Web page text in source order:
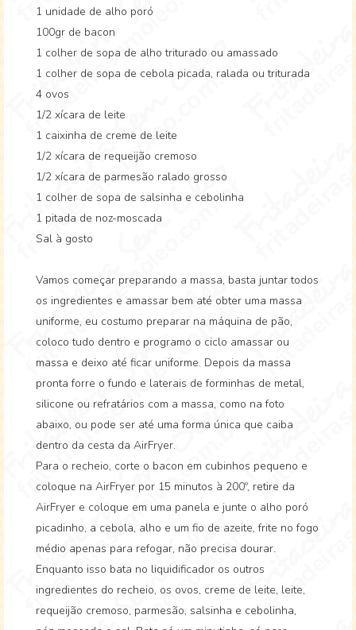
1 unidade de alho poró
100gr de bacon
1 colher de sopa de alho triturado ou amassado
1 colher de sopa de cebola picada, ralada ou triturada
4 ovos
1/2 xícara de leite
1 caixinha de creme de leite
1/2 xícara de requeijão cremoso
1/2 xícara de parmesão ralado grosso
1 colher de sopa de salsinha e cebolinha
1 pitada de noz-moscada
Sal à gosto
Vamos começar preparando a massa, basta juntar todos
os ingredientes e amassar bem até obter uma massa
uniforme, eu costumo preparar na máquina de pão,
coloco tudo dentro e programo o ciclo amassar ou
massa e deixo até ficar uniforme. Depois da massa
pronta forre o fundo e laterais de forminhas de metal,
silicone ou refratários com a massa, como na foto
abaixo, ou pode ser até uma forma única que caiba
dentro da cesta da AirFryer.
Para o recheio, corte o bacon em cubinhos pequeno e
coloque na AirFryer por 15 minutos à 200º, retire da
AirFryer e coloque em uma panela e junte o alho poró
picadinho, a cebola, alho e um fio de azeite, frite no fogo
médio apenas para refogar, não precisa dourar.
Enquanto isso bata no liquidificador os outros
ingredientes do recheio, os ovos, creme de leite, leite,
requeijão cremoso, parmesão, salsinha e cebolinha,